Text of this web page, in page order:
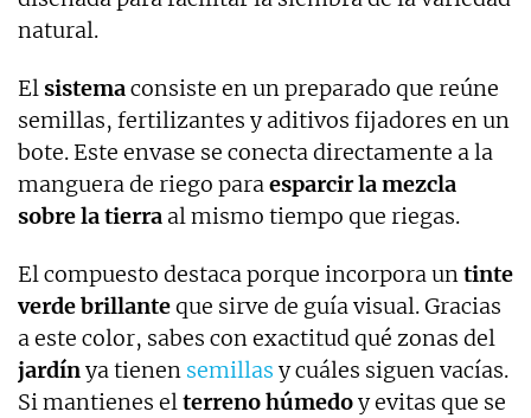
natural.
Elsistemaconsiste en un preparado que reúne
semillas, fertilizantes y aditivos fijadores en un
bote. Este envase se conecta directamente a la
manguera de riego paraesparcir la mezcla
sobre la tierra al mismo tiempo que riegas.
El compuesto destaca porque incorpora untinte
verde brillanteque sirve de guía visual. Gracias
a este color, sabes con exactitud qué zonas del
jardínya tienen semillas y cuáles siguen vacías.
Si mantienes elterreno húmedoy evitas que se